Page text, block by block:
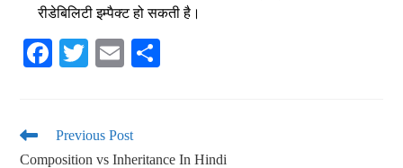
रीडेबिलिटी इम्पैक्ट हो सकती है।
Fa
ok
T
r
E
Previous Post
Composition vs Inheritance In Hindi